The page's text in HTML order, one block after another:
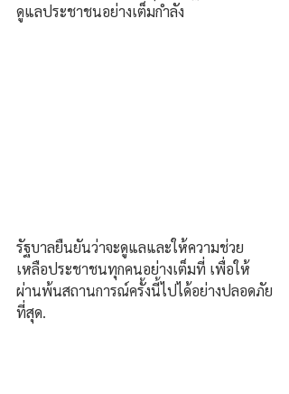
ดูแลประชาชนอย่างเต็มกำลัง
รัฐบาลยืนยันว่าจะดูแลและให้ความช่วย
เหลือประชาชนทุกคนอย่างเต็มที่ เพื่อให้
ผ่านพ้นสถานการณ์ครั้งนี้ไปได้อย่างปลอดภัย
ที่สุด.